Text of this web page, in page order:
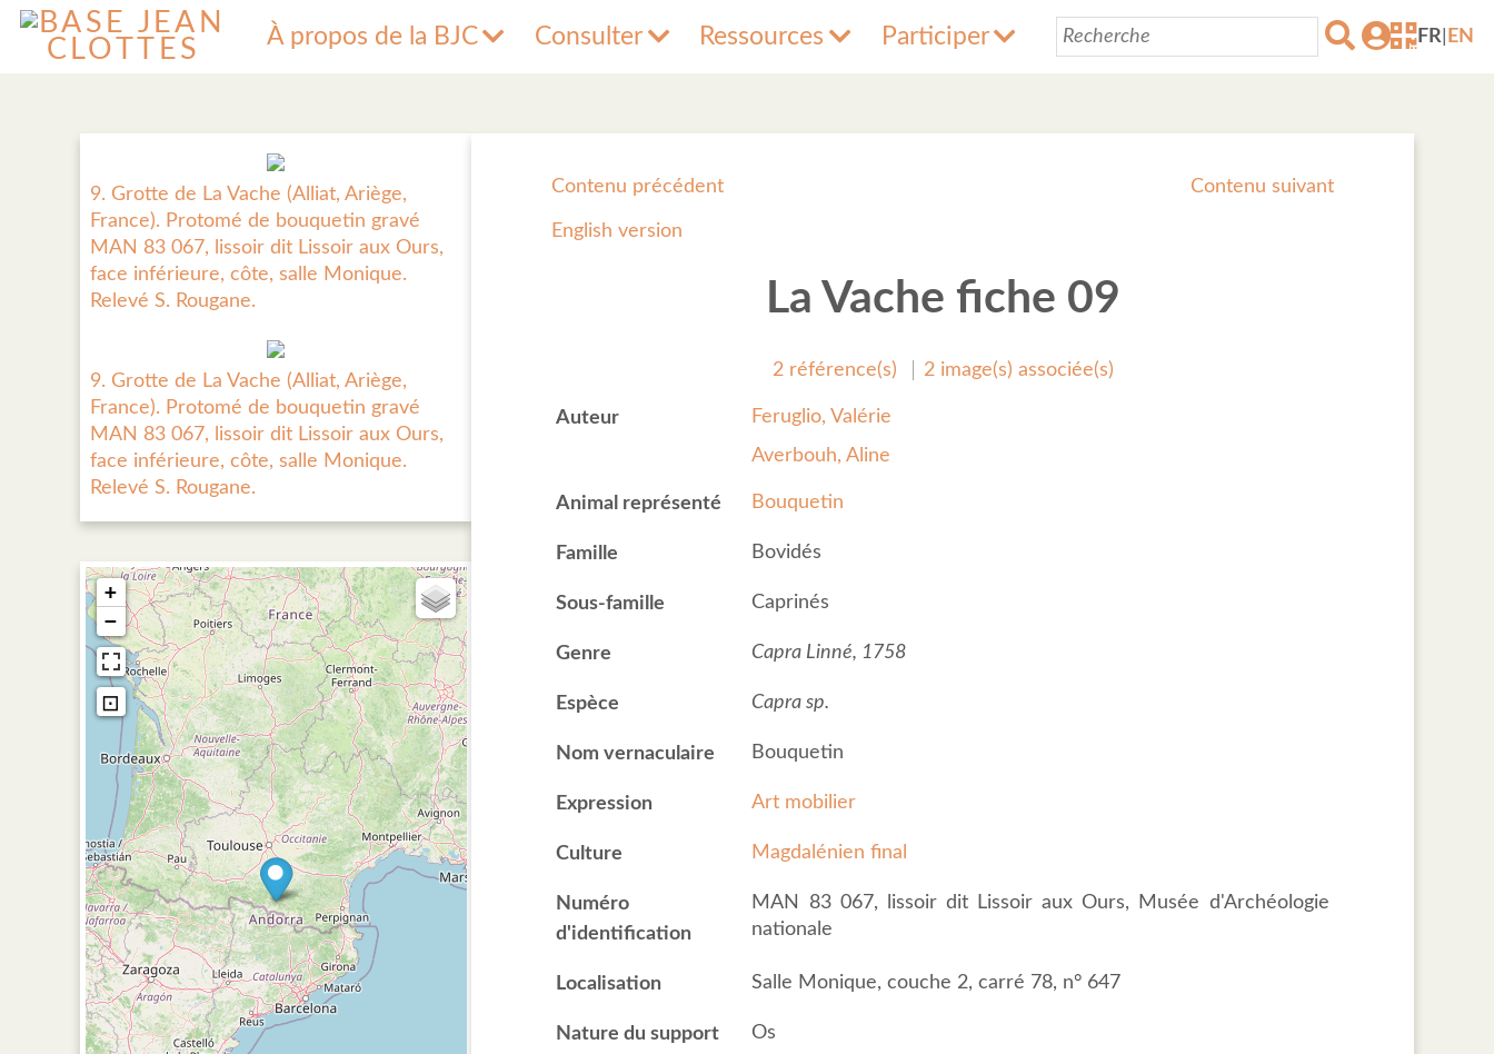
À propos de la BJC Consulter Ressources Participer FR EN
Contenu précédent Contenu suivant
English version
La Vache fiche 09
2 référence(s) 2 image(s) associée(s)
Auteur
Feruglio, Valérie
Averbouh, Aline
Animal représenté Bouquetin
Famille Bovidés
Sous-famille Caprinés
Genre Capra Linné, 1758
Espèce Capra sp.
Nom vernaculaire Bouquetin
Expression Art mobilier
Culture Magdalénien final
Numéro
d'identification
MAN 83 067, lissoir dit Lissoir aux Ours, Musée d'Archéologie
nationale
Localisation Salle Monique, couche 2, carré 78, n° 647
Nature du support
Os
9. Grotte de La Vache (Alliat, Ariège,
France). Protomé de bouquetin gravé
MAN 83 067, lissoir dit Lissoir aux Ours,
face inférieure, côte, salle Monique.
Relevé S. Rougane.
9. Grotte de La Vache (Alliat, Ariège,
France). Protomé de bouquetin gravé
MAN 83 067, lissoir dit Lissoir aux Ours,
face inférieure, côte, salle Monique.
Relevé S. Rougane.
+
−
⊡